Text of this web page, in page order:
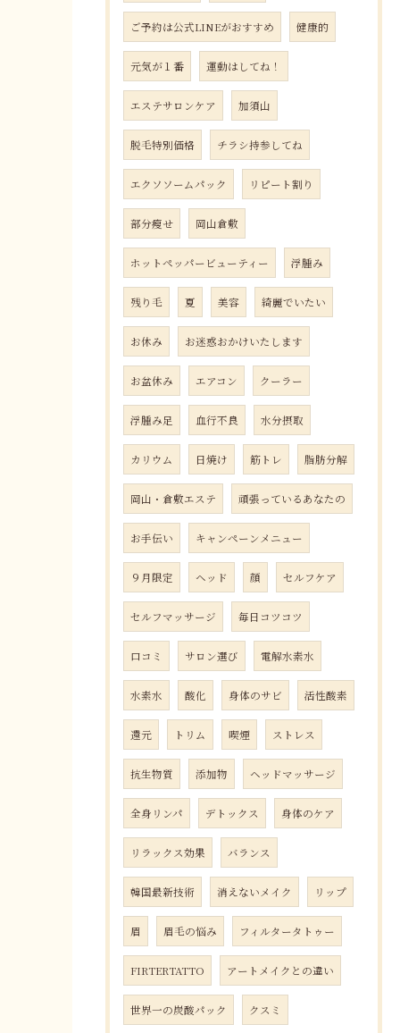
ご予約は公式LINEがおすすめ 健康的
元気が１番 運動はしてね！
エステサロンケア 加須山
脱毛特別価格 チラシ持参してね
エクソソームパック リピート割り
部分瘦せ 岡山倉敷
ホットペッパービューティー 浮腫み
残り毛 夏 美容 綺麗でいたい
お休み お迷惑おかけいたします
お盆休み エアコン クーラー
浮腫み足 血行不良 水分摂取
カリウム 日焼け 筋トレ 脂肪分解
岡山・倉敷エステ 頑張っているあなたの
お手伝い キャンペーンメニュー
９月限定 ヘッド 顔 セルフケア
セルフマッサージ 毎日コツコツ
口コミ サロン選び 電解水素水
水素水 酸化 身体のサビ 活性酸素
還元 トリム 喫煙 ストレス
抗生物質 添加物 ヘッドマッサージ
全身リンパ デトックス 身体のケア
リラックス効果 バランス
韓国最新技術 消えないメイク リップ
眉 眉毛の悩み フィルタータトゥー
FIRTERTATTO アートメイクとの違い
世界一の炭酸パック クスミ